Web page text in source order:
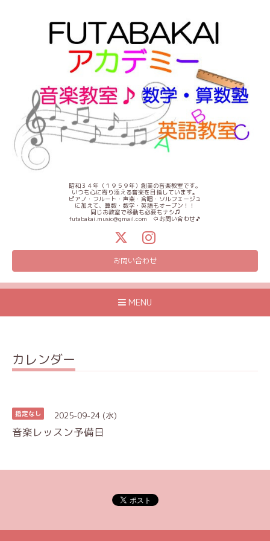
昭和３４年（１９５９年）創業の音楽教室です。
いつも心に寄り添える音楽を目指しています。
ピアノ・フルート・声楽・合唱・ソルフェージュ
に加えて、算数・数学・英語もオープン！！
同じお教室で移動も必要もナシ♫
futabakai.music@gmail.com ⇦お問い合わせ🎵
お問い合わせ
MENU
カレンダー
指定なし 2025-09-24 (水)
音楽レッスン予備日